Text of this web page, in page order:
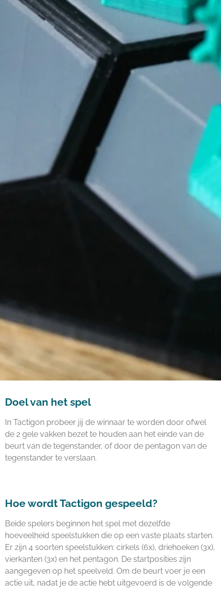
Doel van het spel
In Tactigon probeer jij de winnaar te worden door ofwel
de 2 gele vakken bezet te houden aan het einde van de
beurt van de tegenstander, of door de pentagon van de
tegenstander te verslaan.
Hoe wordt Tactigon gespeeld?
Beide spelers beginnen het spel met dezelfde
hoeveelheid speelstukken die op een vaste plaats starten.
Er zijn 4 soorten speelstukken: cirkels (6x), driehoeken (3x),
vierkanten (3x) en het pentagon. De startposities zijn
aangegeven op het speelveld. Om de beurt voer je een
actie uit, nadat je de actie hebt uitgevoerd is de volgende